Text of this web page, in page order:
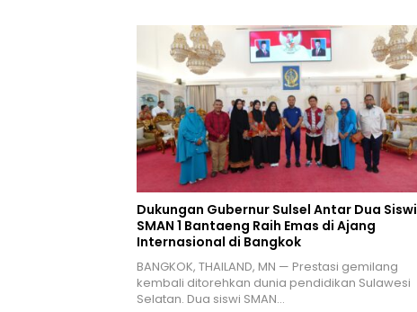
Dukungan Gubernur Sulsel Antar Dua Siswi
SMAN 1 Bantaeng Raih Emas di Ajang
Internasional di Bangkok
BANGKOK, THAILAND, MN — Prestasi gemilang
kembali ditorehkan dunia pendidikan Sulawesi
Selatan. Dua siswi SMAN…